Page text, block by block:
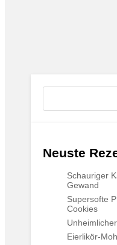
Neuste
Schauriger
Gewand
Supersofte
Cookies
Eierlikör-